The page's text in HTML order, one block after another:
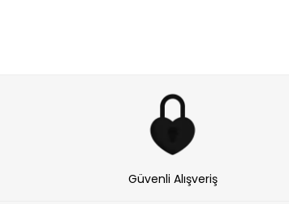
Güvenli Alışveriş